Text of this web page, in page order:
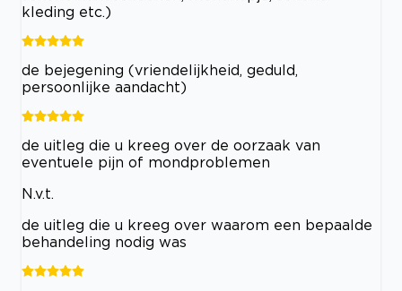
kleding etc.)
de bejegening (vriendelijkheid, geduld,
persoonlijke aandacht)
de uitleg die u kreeg over de oorzaak van
eventuele pijn of mondproblemen
N.v.t.
de uitleg die u kreeg over waarom een bepaalde
behandeling nodig was